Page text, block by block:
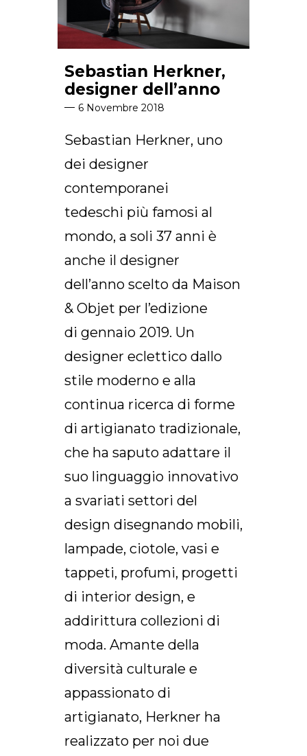
Sebastian Herkner,
designer dell’anno
6 Novembre 2018
Sebastian Herkner, uno
dei designer
contemporanei
tedeschi più famosi al
mondo, a soli 37 anni è
anche il designer
dell’anno scelto da Maison
& Objet per l’edizione
di gennaio 2019. Un
designer eclettico dallo
stile moderno e alla
continua ricerca di forme
di artigianato tradizionale,
che ha saputo adattare il
suo linguaggio innovativo
a svariati settori del
design disegnando mobili,
lampade, ciotole, vasi e
tappeti, profumi, progetti
di interior design, e
addirittura collezioni di
moda. Amante della
diversità culturale e
appassionato di
artigianato, Herkner ha
realizzato per noi due